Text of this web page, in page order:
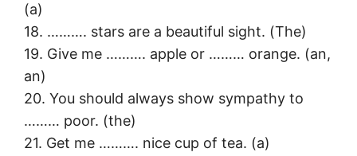
(a)
18. ………. stars are a beautiful sight. (The)
19. Give me ………. apple or ……… orange. (an,
an)
20. You should always show sympathy to
……… poor. (the)
21. Get me ………. nice cup of tea. (a)